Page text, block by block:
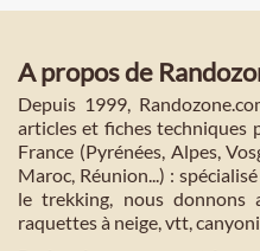
A propos de
Depuis 1999,
articles et fiches techniques
France (Pyrénées, Alpes,
Maroc, Réunion...) :
le trekking, nous donnons
raquettes à neige, vtt,